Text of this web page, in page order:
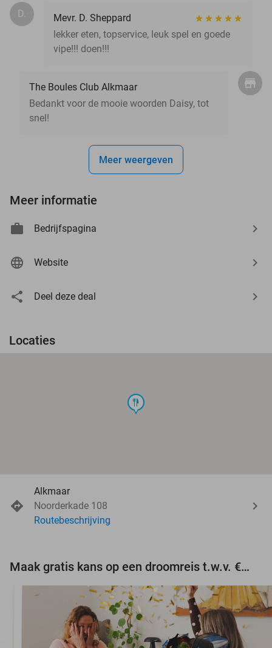
D.
Mevr. D. Sheppard
lekker eten, topservice, leuk spel en goede
vipe!!! doen!!!
The Boules Club Alkmaar
Bedankt voor de mooie woorden Daisy, tot
snel!
Meer weergeven
Meer informatie
Bedrijfspagina
Website
Deel deze deal
Locaties
food
Alkmaar
Noorderkade 108
Routebeschrijving
Maak gratis kans op een droomreis t.w.v. €3.000!